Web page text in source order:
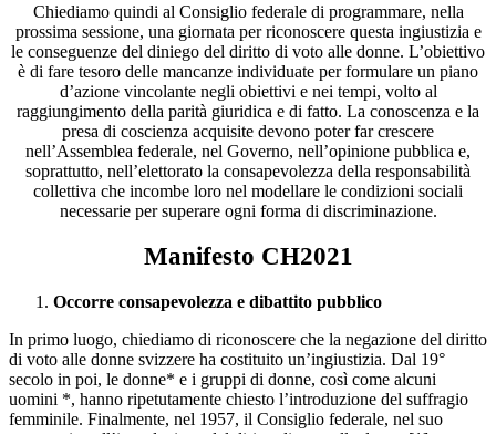
Chiediamo quindi al Consiglio federale di programmare, nella
prossima sessione, una giornata per riconoscere questa ingiustizia e
le conseguenze del diniego del diritto di voto alle donne. L’obiettivo
è di fare tesoro delle mancanze individuate per formulare un piano
d’azione vincolante negli obiettivi e nei tempi, volto al
raggiungimento della parità giuridica e di fatto. La conoscenza e la
presa di coscienza acquisite devono poter far crescere
nell’Assemblea federale, nel Governo, nell’opinione pubblica e,
soprattutto, nell’elettorato la consapevolezza della responsabilità
collettiva che incombe loro nel modellare le condizioni sociali
necessarie per superare ogni forma di discriminazione.
Manifesto CH2021
Occorre consapevolezza e dibattito pubblico
In primo luogo, chiediamo di riconoscere che la negazione del diritto
di voto alle donne svizzere ha costituito un’ingiustizia. Dal 19°
secolo in poi, le donne* e i gruppi di donne, così come alcuni
uomini *, hanno ripetutamente chiesto l’introduzione del suffragio
femminile. Finalmente, nel 1957, il Consiglio federale, nel suo